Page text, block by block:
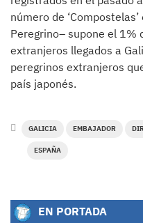
número de
Peregrino– supone el 1%
extranjeros llegados a
peregrinos extranjeros
país japonés.
GALICIA EMBAJADOR
ESPAÑA
EN PORTADA